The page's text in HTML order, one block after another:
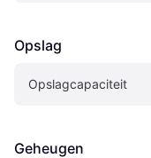
Opslag
Opslagcapaciteit
Geheugen